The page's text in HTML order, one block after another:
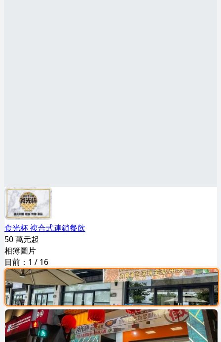
食光杯 複合式連鎖餐飲
50 萬元起
相簿圖片
目前： 1 / 16